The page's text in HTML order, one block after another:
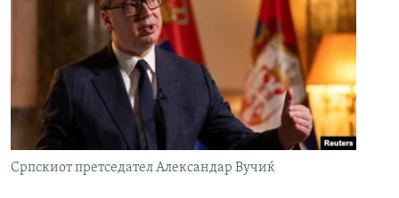
Српскиот претседател Александар Вучиќ